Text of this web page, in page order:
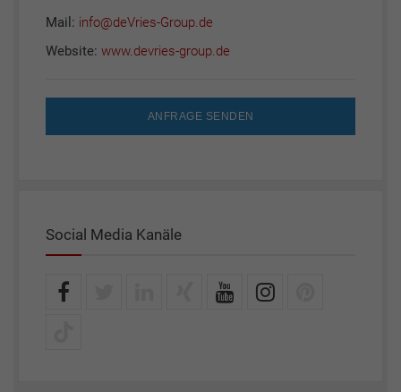
Mail: info@deVries-Group.de
Website: www.devries-group.de
ANFRAGE SENDEN
Social Media Kanäle